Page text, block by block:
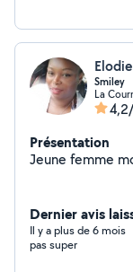
Smiley
La
Présentation
Jeune femme
Dernier avis
Il y a plus de 6 mois
pas super